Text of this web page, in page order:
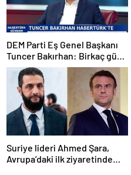
DEM Parti Eş Genel Başkanı
Tuncer Bakırhan: Birkaç gün
içerisinde kongre kararları
açıklanacak
Suriye lideri Ahmed Şara,
Avrupa’daki ilk ziyaretinde